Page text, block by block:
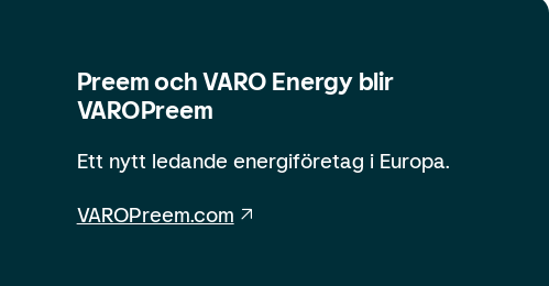
Preem och VARO Energy blir
VAROPreem
Ett nytt ledande energiföretag i Europa.
VAROPreem.com